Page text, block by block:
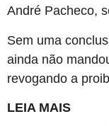
André Pacheco,
Sem uma
ainda não
revogando a
LEIA MAIS